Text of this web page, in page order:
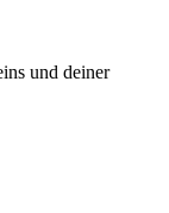
und deiner